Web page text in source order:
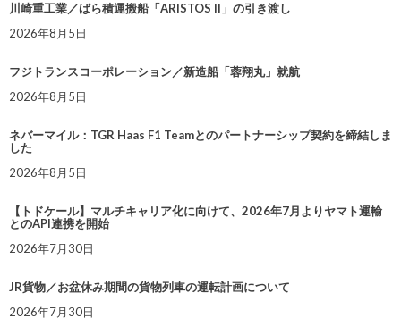
川崎重工業／ばら積運搬船「ARISTOS II」の引き渡し
2026年8月5日
フジトランスコーポレーション／新造船「蓉翔丸」就航
2026年8月5日
ネバーマイル：TGR Haas F1 Teamとのパートナーシップ契約を締結しま
した
2026年8月5日
【トドケール】マルチキャリア化に向けて、2026年7月よりヤマト運輸
とのAPI連携を開始
2026年7月30日
JR貨物／お盆休み期間の貨物列車の運転計画について
2026年7月30日